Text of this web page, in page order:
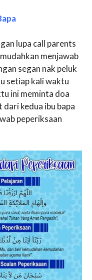
lupa call parents
menjawab
segan nak peluk
setiap kali waktu
ini meminta doa
kedua ibu bapa
peperiksaan